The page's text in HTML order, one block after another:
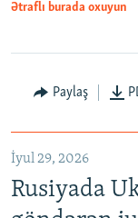
Ətraflı burada oxuyun
Paylaş
İyul 29, 2026
Rusiyada